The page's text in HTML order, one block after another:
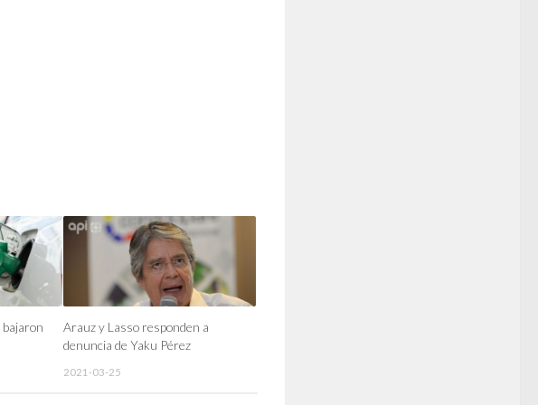
bajaron
Arauz y Lasso responden a
denuncia de Yaku Pérez
2021-03-25